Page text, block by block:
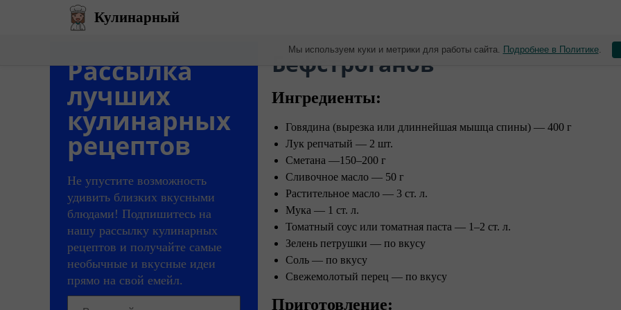
Кулинарный
Рассылка
лучших
кулинарных
рецептов
Не упустите возможность
удивить близких вкусными
блюдами! Подпишитесь на
нашу рассылку кулинарных
рецептов и получайте самые
необычные и вкусные идеи
прямо на свой емейл.
​Бефстроганов
Ингредиенты:
Говядина (вырезка или длиннейшая мышца спины) — 400 г
Лук репчатый — 2 шт.
Сметана —150–200 г
Сливочное масло — 50 г
Растительное масло — 3 ст. л.
Мука — 1 ст. л.
Томатный соус или томатная паста — 1–2 ст. л.
Зелень петрушки — по вкусу
Соль — по вкусу
Свежемолотый перец — по вкусу
Приготовление:
Мы используем куки и метрики для работы сайта. Подробнее в Политике.